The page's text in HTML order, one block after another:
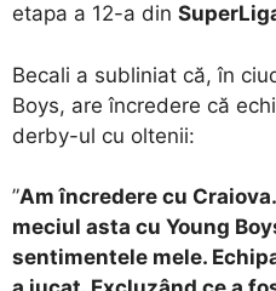
etapa a 12-a din
Becali a subliniat că, în
Boys, are încredere că
derby-ul cu oltenii:
”Am încredere cu
meciul asta cu Young
sentimentele mele.